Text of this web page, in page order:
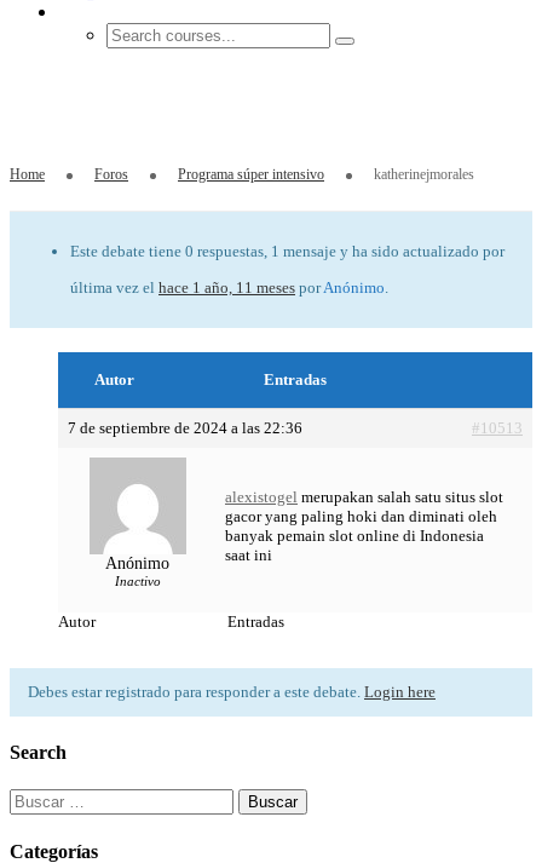
Home Foros Programa súper intensivo katherinejmorales
Este debate tiene 0 respuestas, 1 mensaje y ha sido actualizado por
última vez el hace 1 año, 11 meses porAnónimo
Autor Entradas
7 de septiembre de 2024 a las 22:36 #10513
Anónimo
Inactivo
alexistogel merupakan salah satu situs slot
gacor yang paling hoki dan diminati oleh
banyak pemain slot online di Indonesia
saat ini
Autor Entradas
Debes estar registrado para responder a este debate. Login here
Search
Buscar:
Categorías